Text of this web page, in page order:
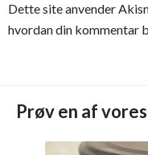
Dette site anvender
hvordan din kommentar
Prøv en af